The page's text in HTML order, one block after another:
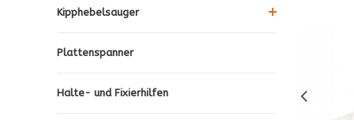
Kipphebelsauger
Plattenspanner
Halte- und Fixierhilfen